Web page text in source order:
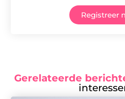
Registreer
Gerelateerde